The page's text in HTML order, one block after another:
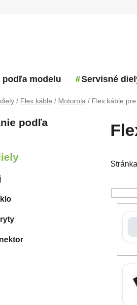
podľa modelu Servisné
/ Flex káble / Motorola / Flex káble
podľa
Stránka